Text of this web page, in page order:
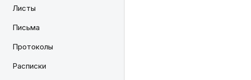
Листы
Письма
Протоколы
Расписки